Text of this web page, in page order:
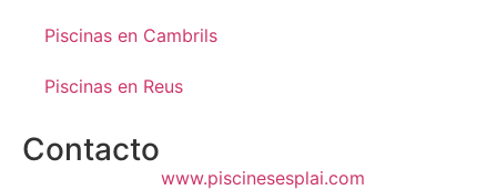
Piscinas en Cambrils
Piscinas en Reus
Contacto
www.piscinesesplai.com